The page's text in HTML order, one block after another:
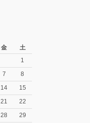
金
土
1
7
8
14
15
21
22
28
29